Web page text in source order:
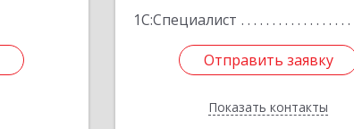
1С:Специалист
Отправить заявку
Показать контакты
Отправить заявку
Назад